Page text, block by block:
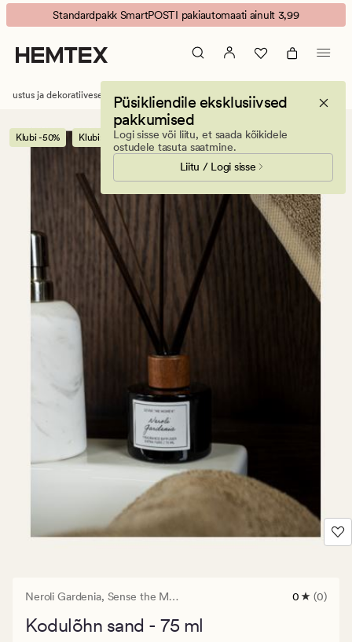
Neroli
Gardenia
kodulõhn
sand
Animated
banner.
Press
ESCAPE
Standardpakk SmartPOSTI pakiautomaati ainult 3,99
Püsikliendile eksklusiivsed
pakkumised
Logi sisse või liitu, et saada kõikidele
ostudele tasuta saatmine.
Liitu / Logi sisse
Sisustus ja dekoratiivesemed Küünlad ja lõhnaküünlad Ruumilõhnastajad
Klubi -50% Klubi:võta 3 maksa 2
Neroli Gardenia, Sense the Moment
0
0 (0)
Kodulõhn sand - 75 ml